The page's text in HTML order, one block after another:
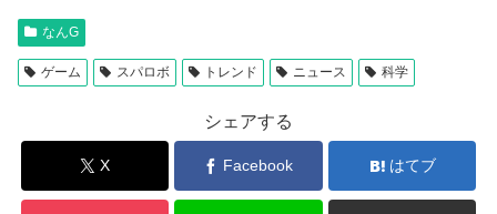
なんG
ゲーム スパロボ トレンド ニュース 科学
シェアする
X Facebook はてブ